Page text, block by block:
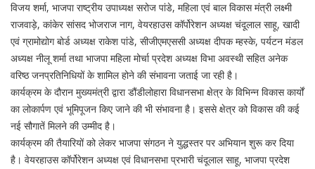
विजय शर्मा, भाजपा राष्ट्रीय उपाध्यक्ष सरोज पांडे, महिला एवं बाल विकास मंत्री लक्ष्मी
राजवाड़े, कांकेर सांसद भोजराज नाग, वेयरहाउस कॉर्पोरेशन अध्यक्ष चंदूलाल साहू, खादी
एवं ग्रामोद्योग बोर्ड अध्यक्ष राकेश पांडे, सीजीएमएससी अध्यक्ष दीपक म्हस्के, पर्यटन मंडल
अध्यक्ष नीलू शर्मा तथा भाजपा महिला मोर्चा प्रदेश अध्यक्ष विभा अवस्थी सहित अनेक
वरिष्ठ जनप्रतिनिधियों के शामिल होने की संभावना जताई जा रही है।
कार्यक्रम के दौरान मुख्यमंत्री द्वारा डौंडीलोहारा विधानसभा क्षेत्र के विभिन्न विकास कार्यों
का लोकार्पण एवं भूमिपूजन किए जाने की भी संभावना है। इससे क्षेत्र को विकास की कई
नई सौगातें मिलने की उम्मीद है।
कार्यक्रम की तैयारियों को लेकर भाजपा संगठन ने युद्धस्तर पर अभियान शुरू कर दिया
है। वेयरहाउस कॉर्पोरेशन अध्यक्ष एवं विधानसभा प्रभारी चंदूलाल साहू, भाजपा प्रदेश